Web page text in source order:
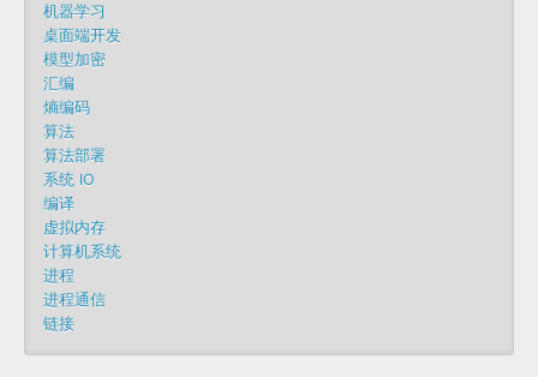
机器学习
桌面端开发
模型加密
汇编
熵编码
算法
算法部署
系统 IO
编译
虚拟内存
计算机系统
进程
进程通信
链接